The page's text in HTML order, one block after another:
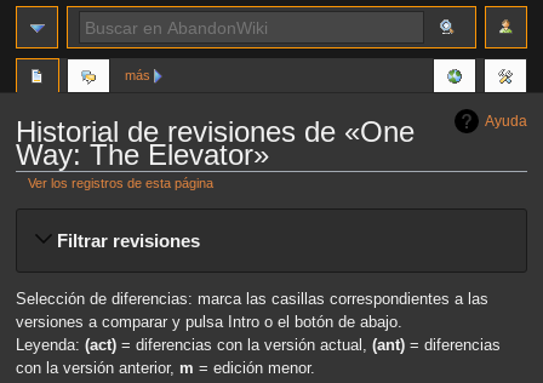
Ayuda
Historial de revisiones de «One
Way: The Elevator»
Ver los registros de esta página
Filtrar revisiones
Selección de diferencias: marca las casillas correspondientes a las
versiones a comparar y pulsa Intro o el botón de abajo.
Leyenda: (act)= diferencias con la versión actual, (ant)= diferencias
con la versión anterior, m = edición menor.
más